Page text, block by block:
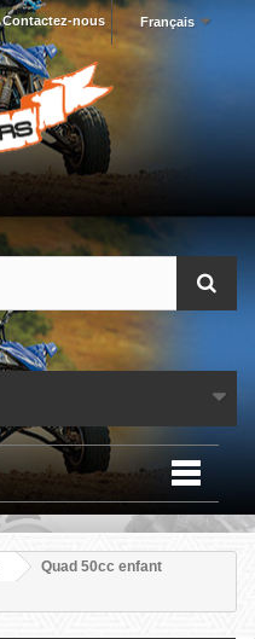
Français
Contactez-nous
Quad 50cc enfant